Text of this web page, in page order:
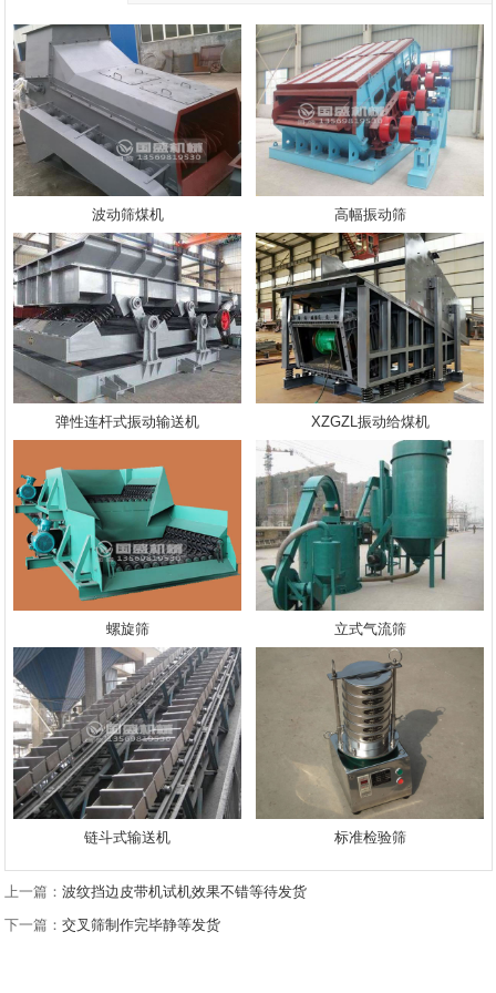
波动筛煤机 高幅振动筛
弹性连杆式振动输送机 XZGZL振动给煤机
螺旋筛 立式气流筛
链斗式输送机 标准检验筛
上一篇：波纹挡边皮带机试机效果不错等待发货
下一篇：交叉筛制作完毕静等发货